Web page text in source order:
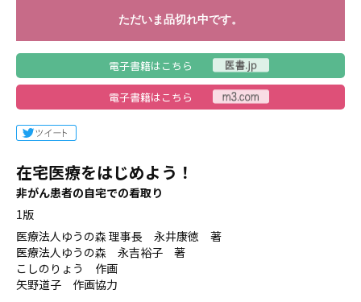
ただいま品切れ中です。
電子書籍はこちら
電子書籍はこちら
在宅医療をはじめよう！
非がん患者の自宅での看取り
1版
医療法人ゆうの森 理事長 永井康徳 著
医療法人ゆうの森 永吉裕子 著
こしのりょう 作画
矢野道子 作画協力